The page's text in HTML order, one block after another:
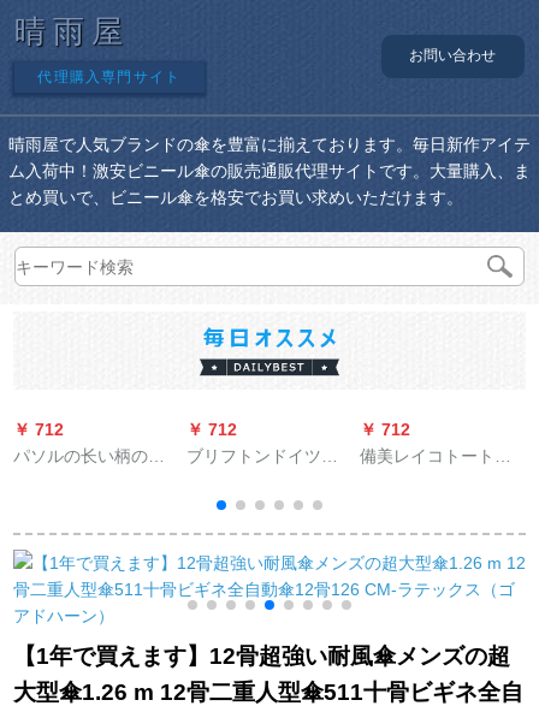
晴雨屋
代理購入専門サイト
お問い合わせ
晴雨屋で人気ブランドの傘を豊富に揃えております。毎日新作アイテ
ム入荷中！激安ビニール傘の販売通販代理サイトです。大量購入、ま
とめ買いで、ビニール傘を格安でお買い求めいただけます。
￥ 712
パソルの长い柄の伞
￥ 712
ブリフトンドイツの
し、強い嵐に強い傘
を強化しました。自
动的に折りたたみ伞
の柄を开けて、高级
なビズネを持ちま
す。男女兼用傘黒の
傘の下で、直径は115
cmです。
￥ 712
備美レイコトート电
つばさを透過してい
るレインコーストト
ークシー-雪花白XL
【1年で買えます】12骨超強い耐風傘メンズの超
大型傘1.26 m 12骨二重人型傘511十骨ビギネ全自